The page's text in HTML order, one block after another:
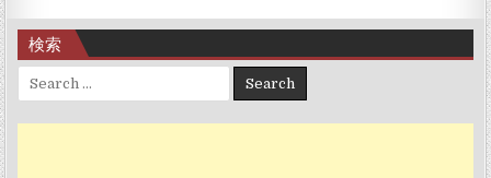
検索
Search for: